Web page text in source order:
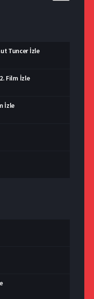
Tuncer İzle
Film İzle
İzle